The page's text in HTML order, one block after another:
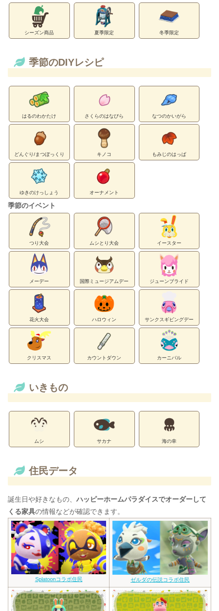
シーズン商品 夏季限定 冬季限定
季節のDIYレシピ
はるのわかたけ さくらのはなびら なつのかいがら
どんぐり/まつぼっくり キノコ もみじのはっぱ
ゆきのけっしょう オーナメント
季節のイベント
つり大会 ムシとり大会 イースター
メーデー 国際ミュージアムデー ジューンブライド
花火大会 ハロウィン サンクスギビングデー
クリスマス カウントダウン カーニバル
いきもの
ムシ サカナ 海の幸
住民データ
誕生日や好きなもの、 ハッピーホームパラダイスでオーダーして
くる家具の情報などが確認できます。
Splatoonコラボ住民 ゼルダの伝説コラボ住民